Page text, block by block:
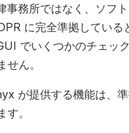
事務所ではなく、ソフ
に完全準拠してい
でいくつかのチェッ
せん。
が提供する機能は、
。